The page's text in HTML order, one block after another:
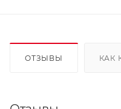
ОТЗЫВЫ КАК